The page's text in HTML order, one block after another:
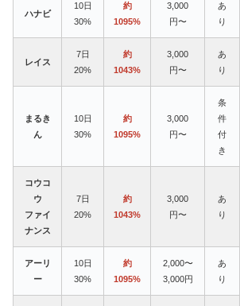
ハナビ
10日
30%
約
1095%
3,000
円〜
あ
り
レイス
7日
20%
約
1043%
3,000
円〜
あ
り
まるき
ん
10日
30%
約
1095%
3,000
円〜
条
件
付
き
コウコ
ウ
ファイ
ナンス
7日
20%
約
1043%
3,000
円〜
あ
り
アーリ
ー
10日
30%
約
1095%
2,000〜
3,000円
あ
り